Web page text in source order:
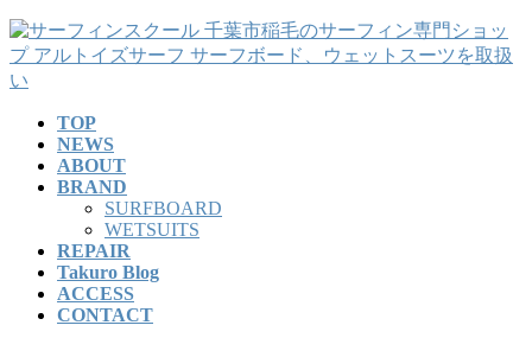
コ
ン
テ
ナ
ビ
ゲ
TOP
NEWS
ABOUT
BRAND
SURFBOARD
WETSUITS
REPAIR
Takuro Blog
ACCESS
CONTACT